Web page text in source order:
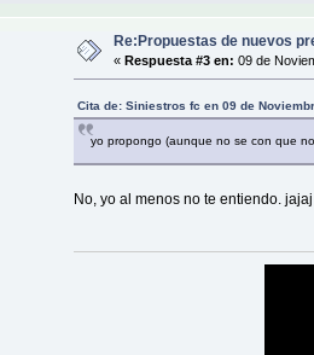
Re:Propuestas de nuevos
« Respuesta #3 en: 09 de
Cita de: Siniestros fc en 09 de
yo propongo (aunque no se con que
No, yo al menos no te entiendo. jajaj